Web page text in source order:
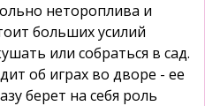
нетороплива и
больших усилий
или собраться в сад.
об играх во дворе - ее
берет на себя роль